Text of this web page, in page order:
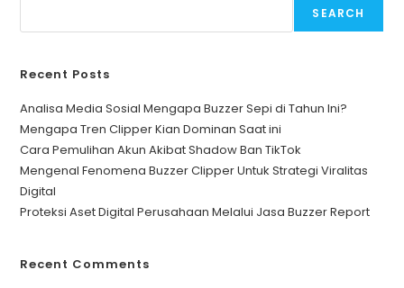
SEARCH
Recent Posts
Analisa Media Sosial Mengapa Buzzer Sepi di Tahun Ini?
Mengapa Tren Clipper Kian Dominan Saat ini
Cara Pemulihan Akun Akibat Shadow Ban TikTok
Mengenal Fenomena Buzzer Clipper Untuk Strategi Viralitas
Digital
Proteksi Aset Digital Perusahaan Melalui Jasa Buzzer Report
Recent Comments